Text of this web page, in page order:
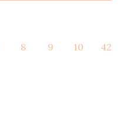
Tham vấn Interlink
8 9 10 42